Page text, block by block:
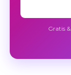
Gratis